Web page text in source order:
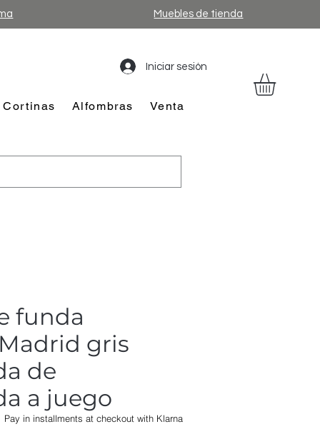
Muebles de tienda
Iniciar sesión
Cortinas Alfombras Venta
funda
gris
de
a juego
Pay in installments at checkout with Klarna